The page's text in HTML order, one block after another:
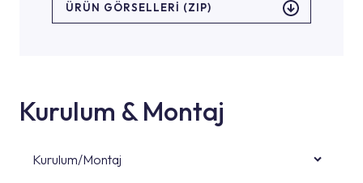
ÜRÜN GÖRSELLERI (ZIP)
Kurulum & Montaj
Kurulum/Montaj